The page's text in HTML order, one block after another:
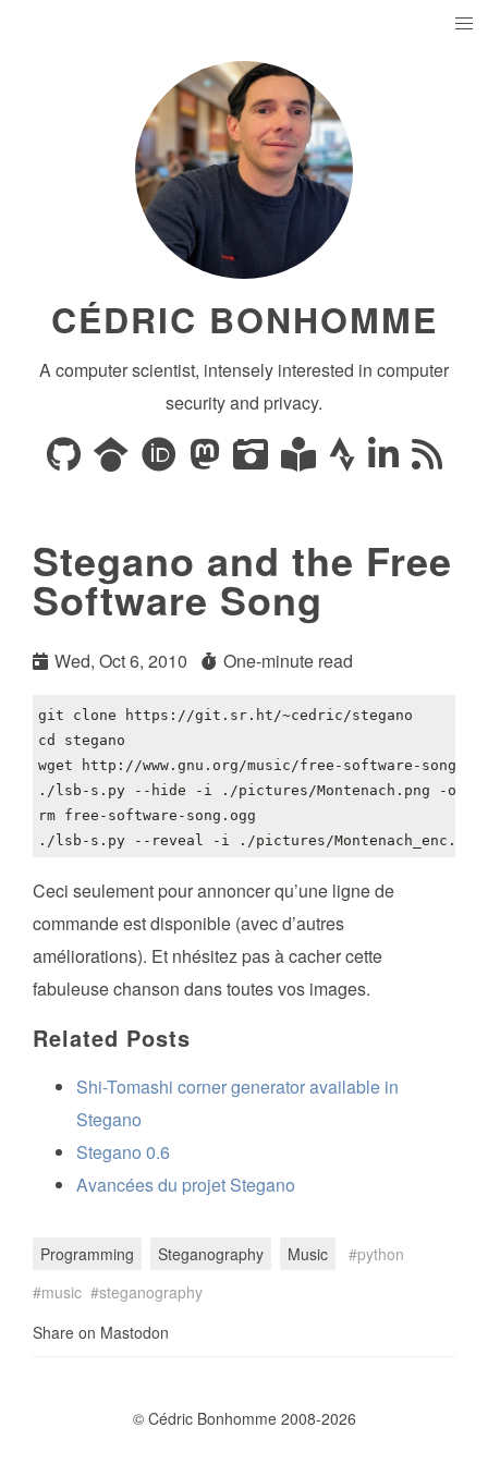
CÉDRIC BONHOMME
A computer scientist, intensely interested in computer
security and privacy.
Stegano and the Free
Software Song
Wed, Oct 6, 2010 One-minute read
cd
Ceci seulement pour annoncer qu’une ligne de
commande est disponible (avec d’autres
améliorations). Et nhésitez pas à cacher cette
fabuleuse chanson dans toutes vos images.
Related Posts
Shi-Tomashi corner generator available in
Stegano
Stegano 0.6
Avancées du projet Stegano
Programming Steganography Music
python
music
steganography
Share on Mastodon
© Cédric Bonhomme 2008-2026